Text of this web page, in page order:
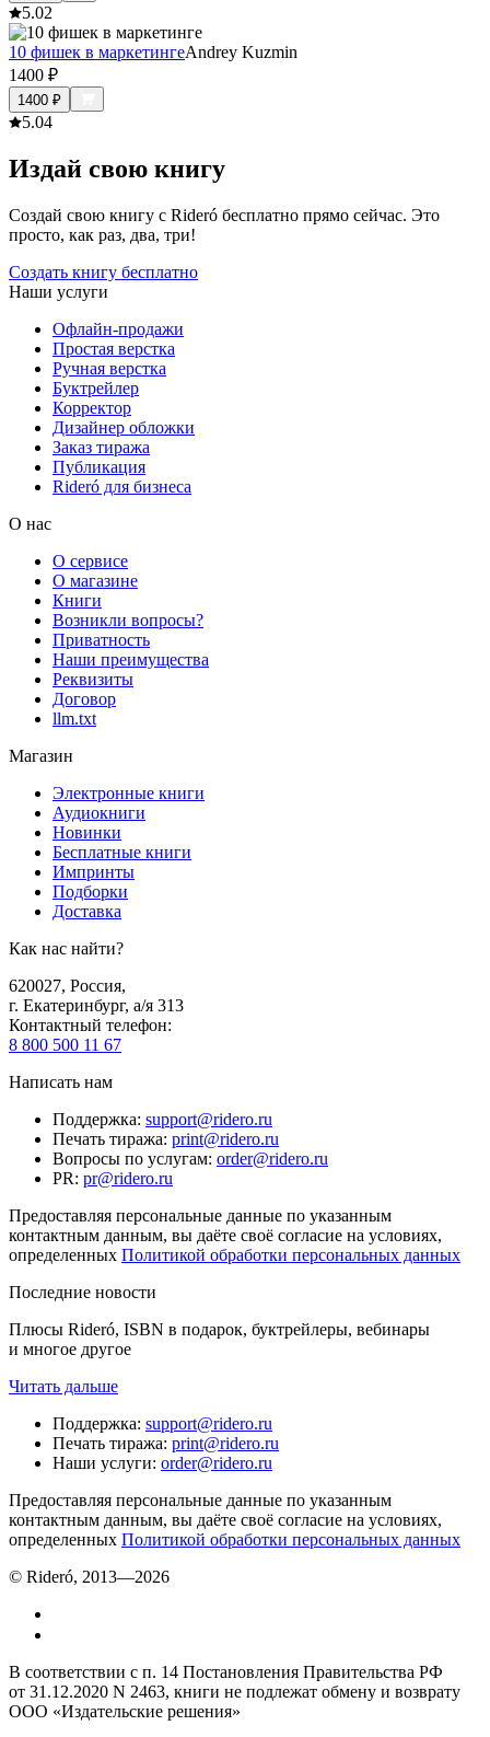
5.02
10 фишек в маркетингеAndrey Kuzmin
1400 ₽
1400 ₽
5.04
Издай свою книгу
Создай свою книгу с Rideró бесплатно прямо сейчас. Это
просто, как раз, два, три!
Создать книгу бесплатно
Наши услуги
Офлайн-продажи
Простая верстка
Ручная верстка
Буктрейлер
Корректор
Дизайнер обложки
Заказ тиража
Публикация
Rideró для бизнеса
О нас
О сервисе
О магазине
Книги
Возникли вопросы?
Приватность
Наши преимущества
Реквизиты
Договор
llm.txt
Магазин
Электронные книги
Аудиокниги
Новинки
Бесплатные книги
Импринты
Подборки
Доставка
Как нас найти?
620027, Россия,
г. Екатеринбург, а/я 313
Контактный телефон:
8 800 500 11 67
Написать нам
Поддержка: support@ridero.ru
Печать тиража: print@ridero.ru
Вопросы по услугам: order@ridero.ru
PR: pr@ridero.ru
Предоставляя персональные данные по указанным
контактным данным, вы даёте своё согласие на условиях,
определенных Политикой обработки персональных данных
Последние новости
Плюсы Rideró, ISBN в подарок, буктрейлеры, вебинары
и многое другое
Читать дальше
Поддержка: support@ridero.ru
Печать тиража: print@ridero.ru
Наши услуги: order@ridero.ru
Предоставляя персональные данные по указанным
контактным данным, вы даёте своё согласие на условиях,
определенных Политикой обработки персональных данных
© Rideró, 2013—2026
В соответствии с п. 14 Постановления Правительства РФ
от 31.12.2020 N 2463, книги не подлежат обмену и возврату
ООО «Издательские решения»